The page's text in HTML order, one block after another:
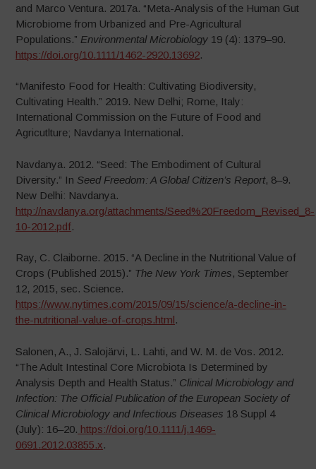
and Marco Ventura. 2017a. “Meta-Analysis of the Human Gut
Microbiome from Urbanized and Pre-Agricultural
Populations.” Environmental Microbiology 19 (4): 1379–90.
https://doi.org/10.1111/1462-2920.13692.
“Manifesto Food for Health: Cultivating Biodiversity,
Cultivating Health.” 2019. New Delhi; Rome, Italy:
International Commission on the Future of Food and
Agricutlture; Navdanya International.
Navdanya. 2012. “Seed: The Embodiment of Cultural
Diversity.” In Seed Freedom: A Global Citizen’s Report, 8–9.
New Delhi: Navdanya.
http://navdanya.org/attachments/Seed%20Freedom_Revised_8-
10-2012.pdf.
Ray, C. Claiborne. 2015. “A Decline in the Nutritional Value of
Crops (Published 2015).” The New York Times, September
12, 2015, sec. Science.
https://www.nytimes.com/2015/09/15/science/a-decline-in-
the-nutritional-value-of-crops.html.
Salonen, A., J. Salojärvi, L. Lahti, and W. M. de Vos. 2012.
“The Adult Intestinal Core Microbiota Is Determined by
Analysis Depth and Health Status.” Clinical Microbiology and
Infection: The Official Publication of the European Society of
Clinical Microbiology and Infectious Diseases 18 Suppl 4
(July): 16–20. https://doi.org/10.1111/j.1469-
0691.2012.03855.x.